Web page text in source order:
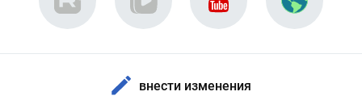
внести изменения